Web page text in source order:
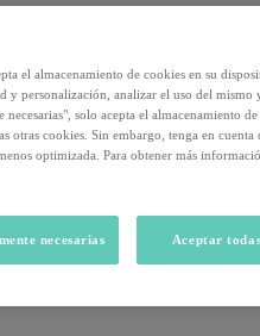
el almacenamiento de cookies en su
y personalización, analizar el uso del mismo
solo acepta el almacenamiento de
otras cookies. Sin embargo, tenga en cuenta
optimizada. Para obtener más
necesarias Aceptar todas